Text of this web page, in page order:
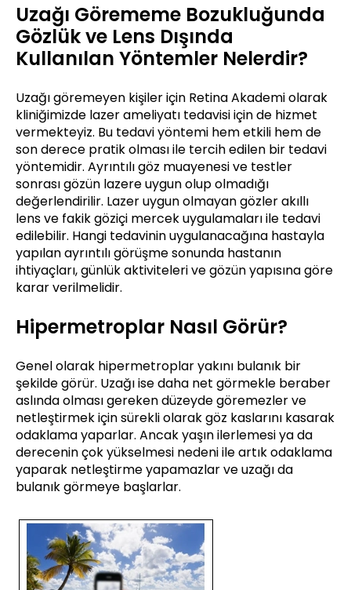
Uzağı Görememe Bozukluğunda
Gözlük ve Lens Dışında
Kullanılan Yöntemler Nelerdir?
Uzağı göremeyen kişiler için Retina Akademi olarak
kliniğimizde lazer ameliyatı tedavisi için de hizmet
vermekteyiz. Bu tedavi yöntemi hem etkili hem de
son derece pratik olması ile tercih edilen bir tedavi
yöntemidir. Ayrıntılı göz muayenesi ve testler
sonrası gözün lazere uygun olup olmadığı
değerlendirilir. Lazer uygun olmayan gözler akıllı
lens ve fakik göziçi mercek uygulamaları ile tedavi
edilebilir. Hangi tedavinin uygulanacağına hastayla
yapılan ayrıntılı görüşme sonunda hastanın
ihtiyaçları, günlük aktiviteleri ve gözün yapısına göre
karar verilmelidir.
Hipermetroplar Nasıl Görür?
Genel olarak hipermetroplar yakını bulanık bir
şekilde görür. Uzağı ise daha net görmekle beraber
aslında olması gereken düzeyde göremezler ve
netleştirmek için sürekli olarak göz kaslarını kasarak
odaklama yaparlar. Ancak yaşın ilerlemesi ya da
derecenin çok yükselmesi nedeni ile artık odaklama
yaparak netleştirme yapamazlar ve uzağı da
bulanık görmeye başlarlar.